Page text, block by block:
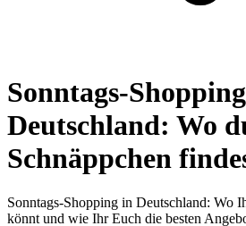
Sonntags-
Deutschland: Wo
Schnäppchen
Sonntags-Shopping in Deutschland: Wo
könnt und wie Ihr Euch die besten